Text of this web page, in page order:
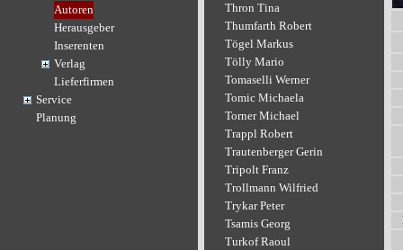
Autoren
Herausgeber
Inserenten
Verlag
Lieferfirmen
Service
Planung
Thron Tina
Thumfarth Robert
Tögel Markus
Tölly Mario
Tomaselli Werner
Tomic Michaela
Torner Michael
Trappl Robert
Trautenberger Gerin
Tripolt Franz
Trollmann Wilfried
Trykar Peter
Tsamis Georg
Turkof Raoul